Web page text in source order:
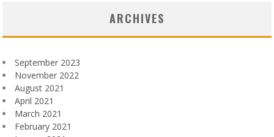
ARCHIVES
September 2023
November 2022
August 2021
April 2021
March 2021
February 2021